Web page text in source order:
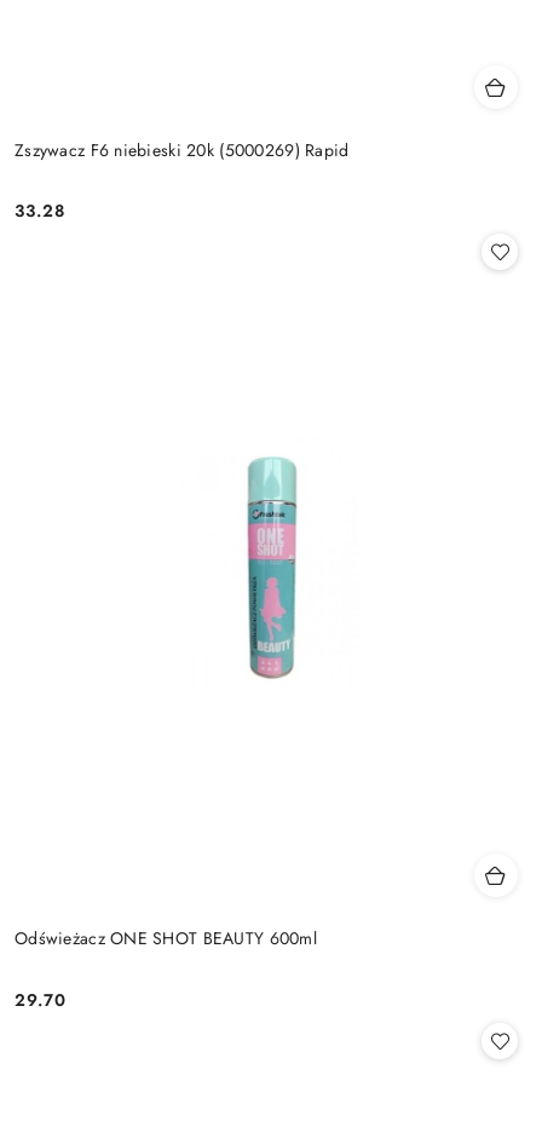
Zszywacz F6 niebieski 20k (5000269) Rapid
Cena:
33.28
Odświeżacz ONE SHOT BEAUTY 600ml
Cena:
29.70